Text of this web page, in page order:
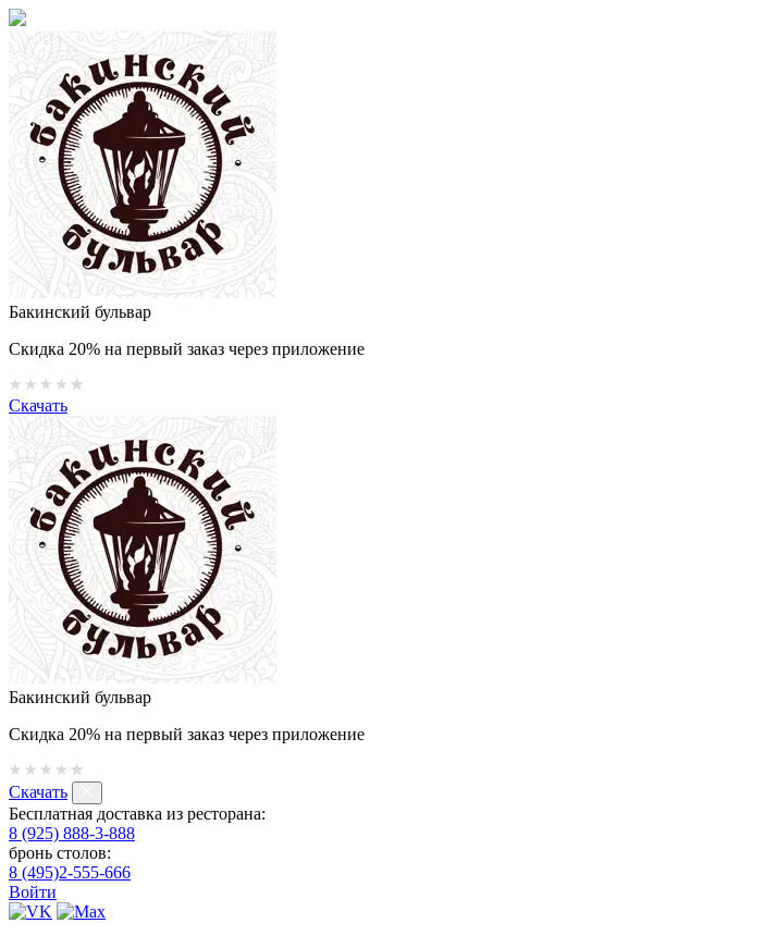
Бакинский бульвар
Скидка 20% на первый заказ через приложение
Скачать
Бакинский бульвар
Скидка 20% на первый заказ через приложение
Скачать
Бесплатная доставка из ресторана:
8 (925) 888-3-888
бронь столов:
8 (495)2-555-666
Войти